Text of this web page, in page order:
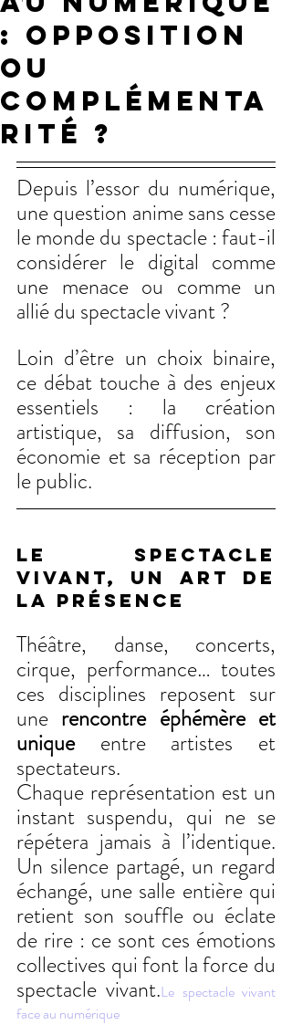
: opposition
ou
complémenta
rité ?
Depuis l’essor du numérique,
une question anime sans cesse
le monde du spectacle : faut-il
considérer le digital comme
une menace ou comme un
allié du spectacle vivant ?
Loin d’être un choix binaire,
ce débat touche à des enjeux
essentiels : la création
artistique, sa diffusion, son
économie et sa réception par
le public.
Le spectacle
vivant, un art de
la présence
Théâtre, danse, concerts,
cirque, performance… toutes
ces disciplines reposent sur
une rencontre éphémère et
unique entre artistes et
spectateurs.
Chaque représentation est un
instant suspendu, qui ne se
répétera jamais à l’identique.
Un silence partagé, un regard
échangé, une salle entière qui
retient son souffle ou éclate
de rire : ce sont ces émotions
collectives qui font la force du
spectacle vivant.Le spectacle vivant
face au numérique